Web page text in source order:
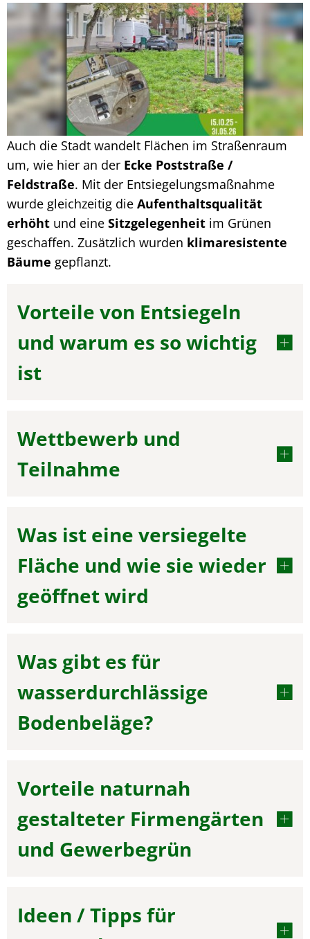
Auch die Stadt wandelt Flächen im Straßenraum
um, wie hier an der Ecke Poststraße /
Feldstraße. Mit der Entsiegelungsmaßnahme
wurde gleichzeitig die Aufenthaltsqualität
erhöht und eine Sitzgelegenheit im Grünen
geschaffen. Zusätzlich wurden klimaresistente
Bäume gepflanzt.
Vorteile von Entsiegeln
und warum es so wichtig
ist
Wettbewerb und
Teilnahme
Was ist eine versiegelte
Fläche und wie sie wieder
geöffnet wird
Was gibt es für
wasserdurchlässige
Bodenbeläge?
Vorteile naturnah
gestalteter Firmengärten
und Gewerbegrün
Ideen / Tipps für